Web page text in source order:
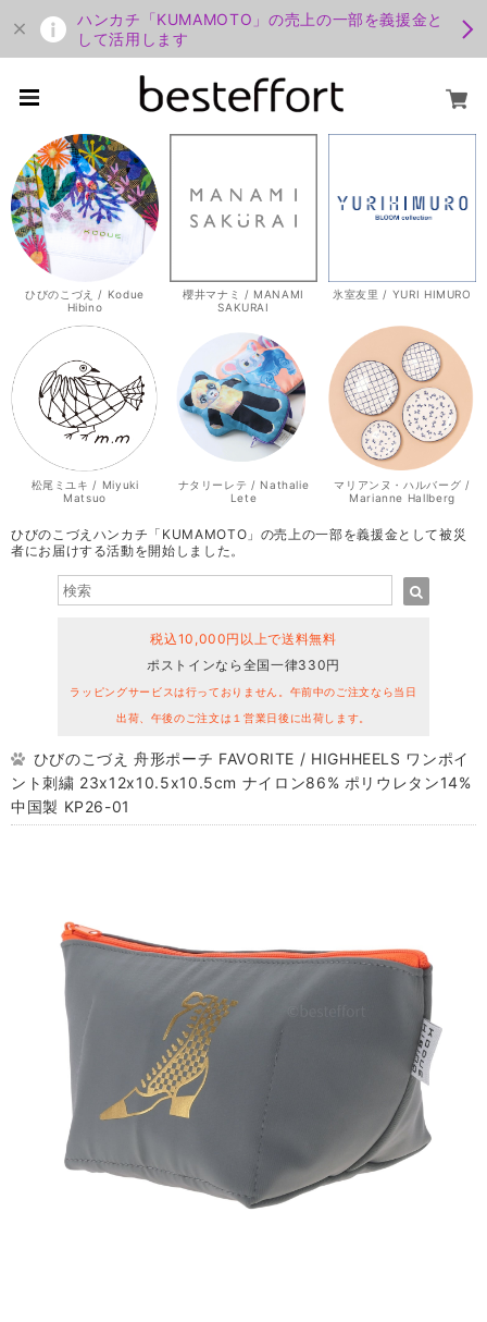
ハンカチ「KUMAMOTO」の売上の一部を義援金と
して活用します
ひびのこづえ / Kodue
Hibino
櫻井マナミ / MANAMI
SAKURAI
氷室友里 / YURI HIMURO
松尾ミユキ / Miyuki
Matsuo
ナタリーレテ / Nathalie
Lete
マリアンヌ・ハルバーグ /
Marianne Hallberg
ひびのこづえハンカチ「KUMAMOTO」の売上の一部を義援金として被災
者にお届けする活動を開始しました。
税込10,000円以上で送料無料
ポストインなら全国一律330円
ラッピングサービスは行っておりません。午前中のご注文なら当日
出荷、午後のご注文は１営業日後に出荷します。
ひびのこづえ 舟形ポーチ FAVORITE / HIGHHEELS ワンポイ
ント刺繍 23x12x10.5x10.5cm ナイロン86% ポリウレタン14%
中国製 KP26-01